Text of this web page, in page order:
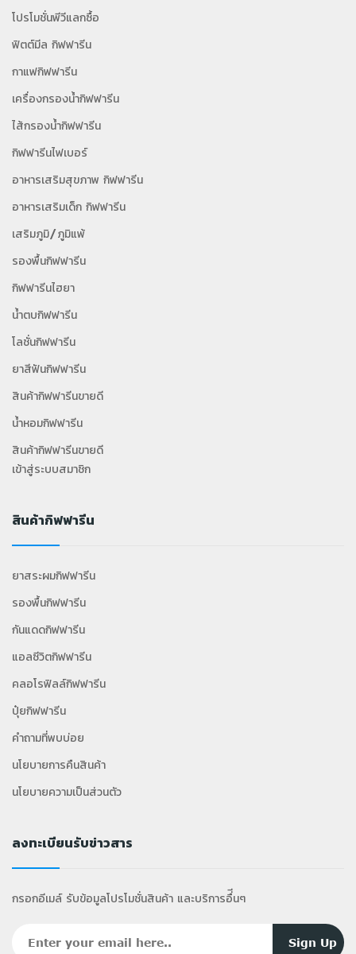
โปรโมชั่นพีวีแลกซื้อ
ฟิตต์มีล กิฟฟารีน
กาแฟกิฟฟารีน
เครื่องกรองน้ำกิฟฟารีน
ไส้กรองน้ำกิฟฟารีน
กิฟฟารีนไฟเบอร์
อาหารเสริมสุขภาพ กิฟฟารีน
อาหารเสริมเด็ก กิฟฟารีน
เสริมภูมิ/ภูมิแพ้
รองพื้นกิฟฟารีน
กิฟฟารีนไฮยา
น้ำตบกิฟฟารีน
โลชั่นกิฟฟารีน
ยาสีฟันกิฟฟารีน
สินค้ากิฟฟารีนขายดี
น้ำหอมกิฟฟารีน
สินค้ากิฟฟารีนขายดี
เข้าสู่ระบบสมาชิก
สินค้ากิฟฟารีน
ยาสระผมกิฟฟารีน
รองพื้นกิฟฟารีน
กันแดดกิฟฟารีน
แอลซีวิตกิฟฟารีน
คลอโรฟิลล์กิฟฟารีน
ปุ๋ยกิฟฟารีน
คำถามที่พบบ่อย
นโยบายการคืนสินค้า
นโยบายความเป็นส่วนตัว
ลงทะเบียนรับข่าวสาร
กรอกอีเมล์ รับข้อมูลโปรโมชั่นสินค้า และบริการอื่ีนๆ